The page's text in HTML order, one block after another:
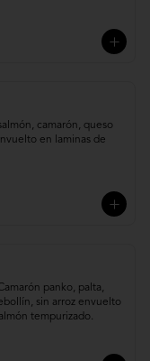
camarón, queso
en laminas de
panko, palta,
sin arroz envuelto
tempurizado.